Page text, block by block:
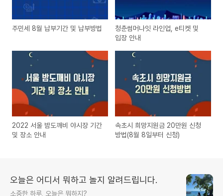
주민세 8월 납부기간 및 납부방법
청춘썸머나잇 라인업, e티켓 및
입장 안내
2022 서울 밤도깨비 야시장 기간
및 장소 안내
속초시 희망지원금 20만원 신청
방법(8월 8일부터 신청)
오늘은 어디서 뭐하고 놀지 알려드립니다.
소중한 하루, 오늘은 뭐하지?